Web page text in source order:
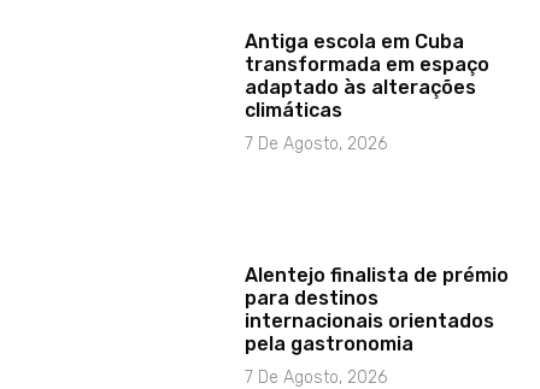
Antiga escola em Cuba
transformada em espaço
adaptado às alterações
climáticas
7 De Agosto, 2026
Alentejo finalista de prémio
para destinos
internacionais orientados
pela gastronomia
7 De Agosto, 2026